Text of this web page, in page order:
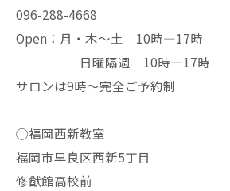
096-288-4668
Open：月・木〜土 10時—17時
日曜隔週 10時—17時
サロンは9時〜完全ご予約制
◯福岡西新教室
福岡市早良区西新5丁目
修猷館高校前